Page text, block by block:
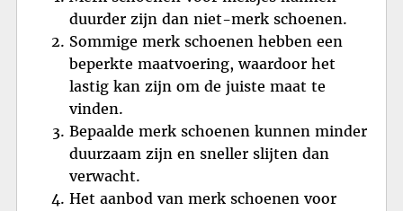
duurder zijn dan niet-merk schoenen.
Sommige merk schoenen hebben een
beperkte maatvoering, waardoor het
lastig kan zijn om de juiste maat te
vinden.
Bepaalde merk schoenen kunnen minder
duurzaam zijn en sneller slijten dan
verwacht.
Het aanbod van merk schoenen voor